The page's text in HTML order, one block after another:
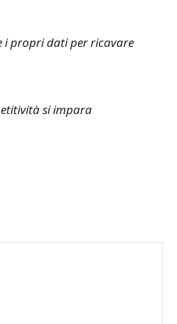
i propri dati per ricavare
si impara